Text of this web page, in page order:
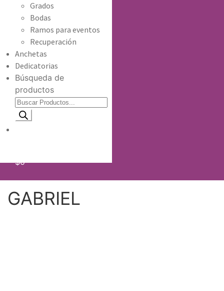
Grados
Bodas
Ramos para eventos
Recuperación
Anchetas
Dedicatorias
Búsqueda de
productos
$0
GABRIEL